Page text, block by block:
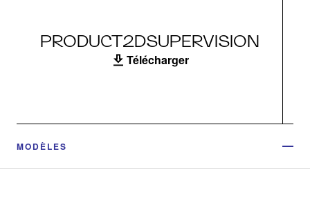
PRODUCT2DSUPERVISION
Télécharger
MODÈLES